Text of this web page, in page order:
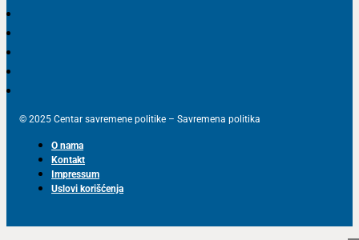
© 2025 Centar savremene politike – Savremena politika
O nama
Kontakt
Impressum
Uslovi korišćenja